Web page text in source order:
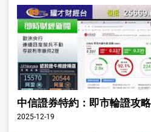
中信證券特約：即市輪證攻
2025-12-19